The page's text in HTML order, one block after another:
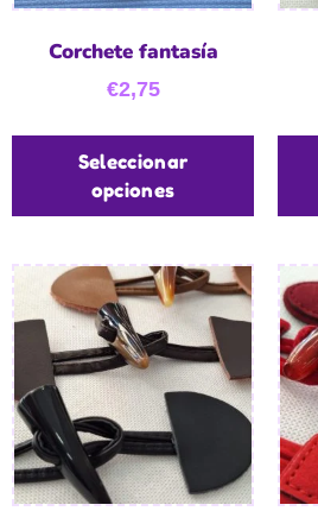
Corchete fantasía
€2,75
Seleccionar
opciones